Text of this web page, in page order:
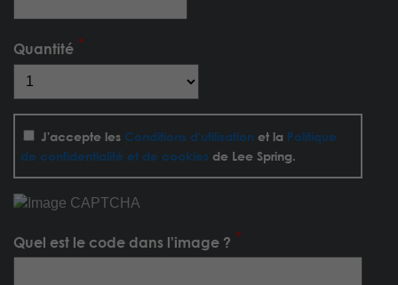
Quantité
J'accepte les Conditions d'utilisationet la Politique
de confidentialité et de cookies de Lee Spring.
Quel est le code dans l'image ?